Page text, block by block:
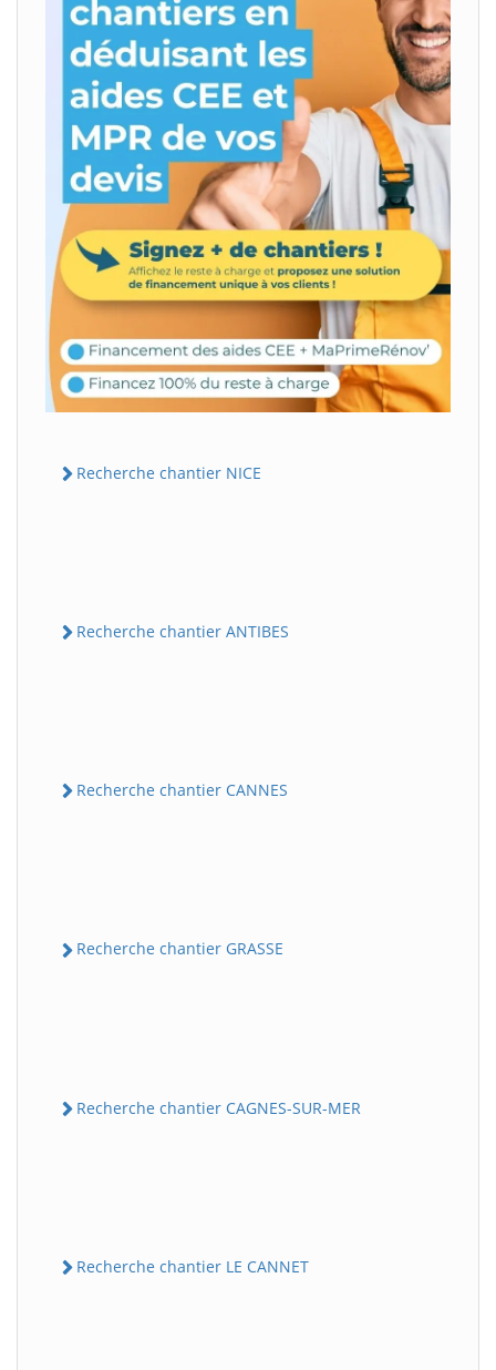
Recherche chantier NICE
Recherche chantier ANTIBES
Recherche chantier CANNES
Recherche chantier GRASSE
Recherche chantier CAGNES-SUR-MER
Recherche chantier LE CANNET